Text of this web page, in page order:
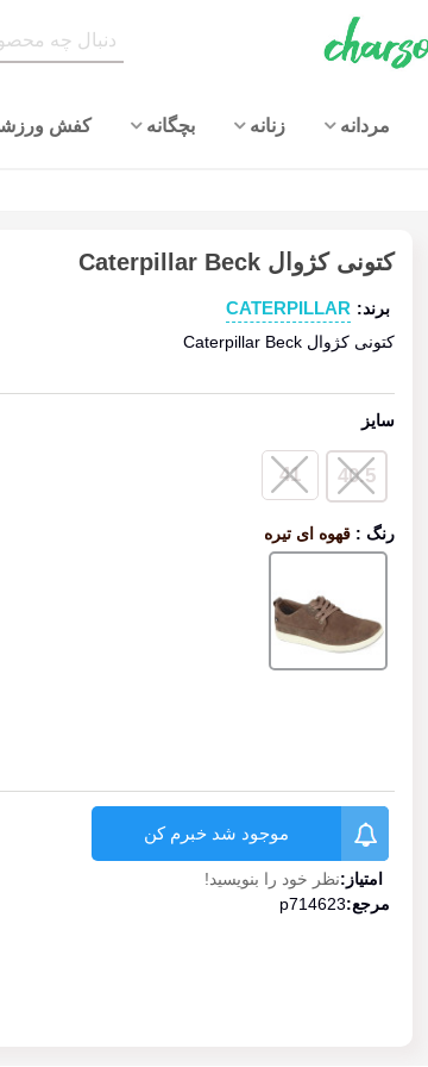
مردانه زنانه بچگانه کفش
کتونی کژوال Caterpillar Beck
برند: CATERPILLAR
کتونی کژوال Caterpillar Beck
سایز
40.5
41
رنگ : قهوه ای تیره
تیره
موجود شد خبرم کن
امتیاز:نظر خود را بنویسید!
مرجع:p714623